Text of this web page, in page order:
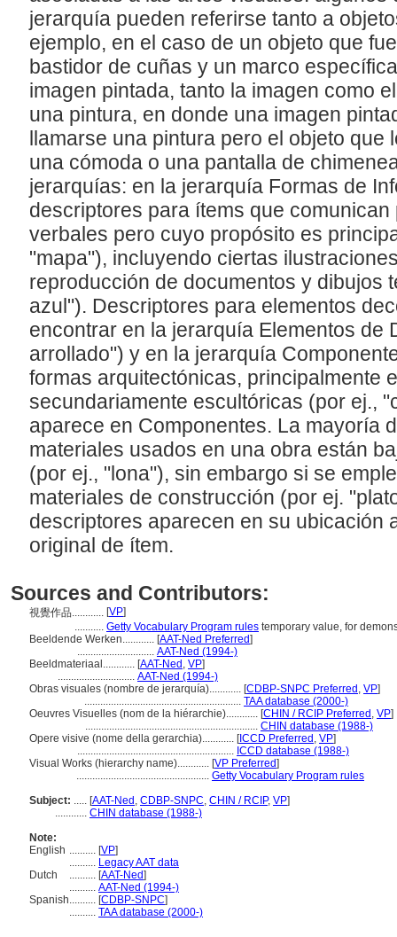
jerarquía pueden referirse tanto a
ejemplo, en el caso de un objeto que
bastidor de cuñas y un marco
imagen pintada, tanto la imagen como
una pintura, en donde una imagen
llamarse una pintura pero el objeto que
una cómoda o una pantalla de
jerarquías: en la jerarquía Formas de
descriptores para ítems que
verbales pero cuyo propósito es
"mapa"), incluyendo ciertas
reproducción de documentos y dibujos
azul"). Descriptores para elementos
encontrar en la jerarquía Elementos de
arrollado") y en la jerarquía
formas arquitectónicas, principalmente
secundariamente escultóricas (por ej.,
aparece en Componentes. La mayoría
materiales usados en una obra están
(por ej., "lona"), sin embargo si se
materiales de construcción (por ej.
descriptores aparecen en su ubicación
original de ítem.
Sources and Contributors:
視覺作品............ [VP]
........... Getty Vocabulary Program rules temporary value, for
Beeldende Werken............ [AAT-Ned Preferred]
............................. AAT-Ned (1994-)
Beeldmateriaal............ [AAT-Ned , VP]
............................. AAT-Ned (1994-)
Obras visuales (nombre de jerarquía)............ [CDBP-SNPC Preferred , VP]
........................................................... TAA database (2000-)
Oeuvres Visuelles (nom de la hiérarchie)............ [CHIN / RCIP Preferred , VP]
................................................................. CHIN database (1988-)
Opere visive (nome della gerarchia)............ [ICCD Preferred , VP]
........................................................... ICCD database (1988-)
Visual Works (hierarchy name)............ [VP Preferred]
.................................................. Getty Vocabulary Program rules
Subject: ..... [AAT-Ned , CDBP-SNPC, CHIN / RCIP, VP]
............ CHIN database (1988-)
Note:
English .......... [VP]
.......... Legacy AAT data
Dutch
.......... [AAT-Ned]
.......... AAT-Ned (1994-)
Spanish.......... [CDBP-SNPC]
.......... TAA database (2000-)